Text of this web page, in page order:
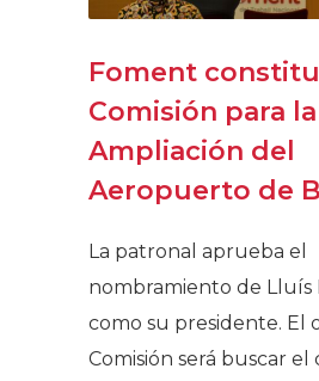
Foment
Comisión para la
Ampliación del
Aeropuerto de
La patronal aprueba el
nombramiento de Lluís
como su presidente. El
Comisión será buscar el